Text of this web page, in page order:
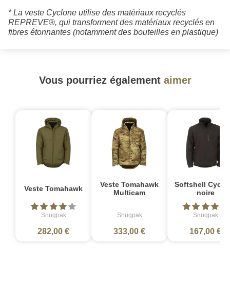
* La veste Cyclone utilise des matériaux recyclés
REPREVE®, qui transforment des matériaux recyclés en
fibres étonnantes (notamment des bouteilles en plastique)
Vous pourriez également aimer
Veste Tomahawk
Snugpak
282,00 €
Veste Tomahawk
Multicam
Snugpak
333,00 €
Softshell
noire
Snugpak
167,00 €